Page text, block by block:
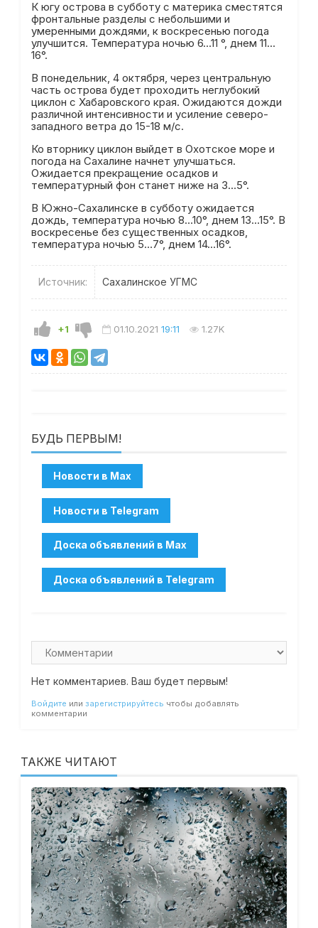
К югу острова в субботу с материка сместятся
фронтальные разделы с небольшими и
умеренными дождями, к воскресенью погода
улучшится. Температура ночью 6…11 °, днем 11…
16°.
В понедельник, 4 октября, через центральную
часть острова будет проходить неглубокий
циклон с Хабаровского края. Ожидаются дожди
различной интенсивности и усиление северо-
западного ветра до 15-18 м/с.
Ко вторнику циклон выйдет в Охотское море и
погода на Сахалине начнет улучшаться.
Ожидается прекращение осадков и
температурный фон станет ниже на 3…5°.
В Южно-Сахалинске в субботу ожидается
дождь, температура ночью 8…10°, днем 13…15°. В
воскресенье без существенных осадков,
температура ночью 5…7°, днем 14…16°.
Источник: Сахалинское УГМС
+1 01.10.2021 19:11 1.27K
БУДЬ ПЕРВЫМ!
Нет комментариев. Ваш будет первым!
Войдите или зарегистрируйтесь чтобы добавлять
комментарии
ТАКЖЕ ЧИТАЮТ